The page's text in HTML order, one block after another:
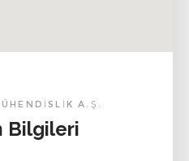
A.Ş.
Bilgileri